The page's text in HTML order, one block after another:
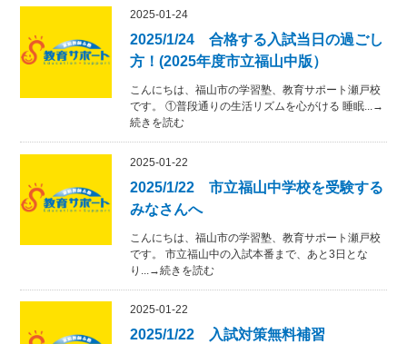
2025-01-24
2025/1/24 合格する入試当日の過ごし
方！(2025年度市立福山中版）
こんにちは、福山市の学習塾、教育サポート瀬戸校
です。 ①普段通りの生活リズムを心がける 睡眠...→
続きを読む
2025-01-22
2025/1/22 市立福山中学校を受験する
みなさんへ
こんにちは、福山市の学習塾、教育サポート瀬戸校
です。 市立福山中の入試本番まで、あと3日とな
り...→続きを読む
2025-01-22
2025/1/22 入試対策無料補習